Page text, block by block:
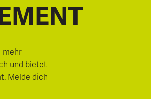
mehr
und bietet
Melde dich